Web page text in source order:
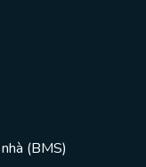
(BMS)